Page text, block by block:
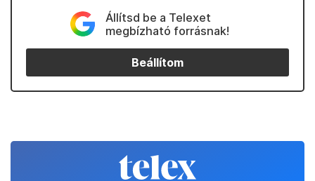
Állítsd be a Telexet
megbízható forrásnak!
Beállítom